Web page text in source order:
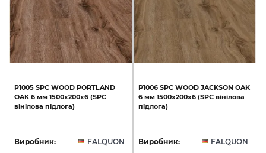
P1005 SPC WOOD PORTLAND
OAK 6 мм 1500х200х6 (SPC
вінілова підлога)
Виробник: FALQUON
P1006 SPC WOOD JACKSON OAK
6 мм 1500х200х6 (SPC вінілова
підлога)
Виробник: FALQUON